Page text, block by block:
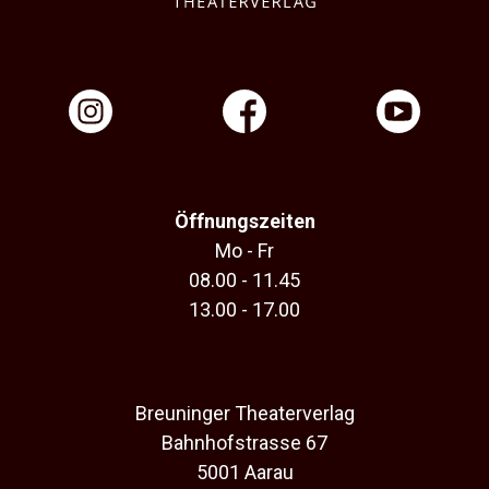
Öffnungszeiten
Mo - Fr
08.00 - 11.45
13.00 - 17.00
Breuninger Theaterverlag
Bahnhofstrasse 67
5001 Aarau